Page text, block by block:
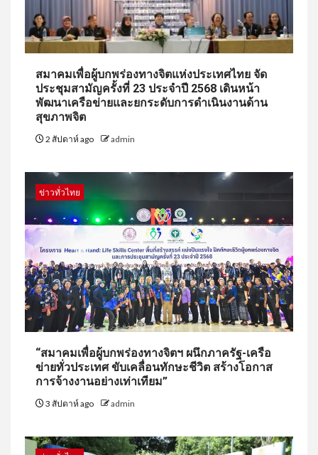
สมาคมเพื่อผู้บกพร่องทางจิตแห่งประเทศไทย จัด
ประชุมสามัญครั้งที่ 23 ประจำปี 2568 เดินหน้า
พัฒนาเครือข่ายและยกระดับการดำเนินงานด้าน
สุขภาพจิต
2 สัปดาห์ ago admin
ข่าวทั่วไทย
“สมาคมเพื่อผู้บกพร่องทางจิตฯ ผนึกภาครัฐ-เครือ
ข่ายทั่วประเทศ ขับเคลื่อนทักษะชีวิต สร้างโอกาส
การจ้างงานอย่างเท่าเทียม”
3 สัปดาห์ ago admin